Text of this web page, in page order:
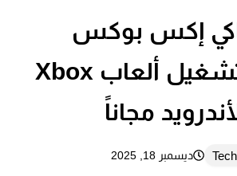
إكس بوكس
aX360e لتشغيل ألعاب Xbox
ديسمبر 18, 2025